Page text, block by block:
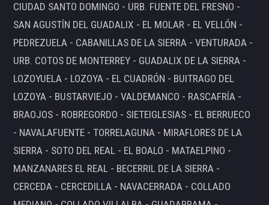
CIUDAD SANTO DOMINGO - URB. FUENTE DEL FRESNO -
SAN AGUSTÍN DEL GUADALIX - EL MOLAR - EL VELLÓN -
PEDREZUELA - CABANILLAS DE LA SIERRA - VENTURADA -
URB. COTOS DE MONTERREY - GUADALIX DE LA SIERRA -
LOZOYUELA - LOZOYA - EL CUADRÓN - BUITRAGO DEL
LOZOYA - BUSTARVIEJO - VALDEMANCO - RASCAFRÍA -
BRAOJOS - ROBREGORDO - SIETEIGLESIAS - EL BERRUECO
- NAVALAFUENTE - TORRELAGUNA - MIRAFLORES DE LA
SIERRA - SOTO DEL REAL - EL BOALO - MATAELPINO -
MANZANARES EL REAL - BECERRIL DE LA SIERRA -
CERCEDA - CERCEDILLA - NAVACERRADA - COLLADO